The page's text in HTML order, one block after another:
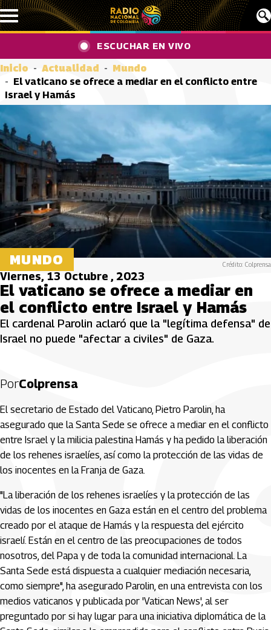
Pasar al contenido principal
ESCUCHAR EN VIVO
Inicio Actualidad
Mundo
El vaticano se ofrece a mediar en el conflicto entre
Israel y Hamás
MUNDO Crédito: Colprensa
Viernes, 13 Octubre , 2023
El vaticano se ofrece a mediar en
el conflicto entre Israel y Hamás
El cardenal Parolin aclaró que la "legítima defensa" de
Israel no puede "afectar a civiles" de Gaza.
PorColprensa
El secretario de Estado del Vaticano, Pietro Parolin, ha
asegurado que la Santa Sede se ofrece a mediar en el conflicto
entre Israel y la milicia palestina Hamás y ha pedido la liberación
de los rehenes israelíes, así como la protección de las vidas de
los inocentes en la Franja de Gaza.
"La liberación de los rehenes israelíes y la protección de las
vidas de los inocentes en Gaza están en el centro del problema
creado por el ataque de Hamás y la respuesta del ejército
israelí. Están en el centro de las preocupaciones de todos
nosotros, del Papa y de toda la comunidad internacional. La
Santa Sede está dispuesta a cualquier mediación necesaria,
como siempre", ha asegurado Parolin, en una entrevista con los
medios vaticanos y publicada por 'Vatican News', al ser
preguntado por si hay lugar para una iniciativa diplomática de la